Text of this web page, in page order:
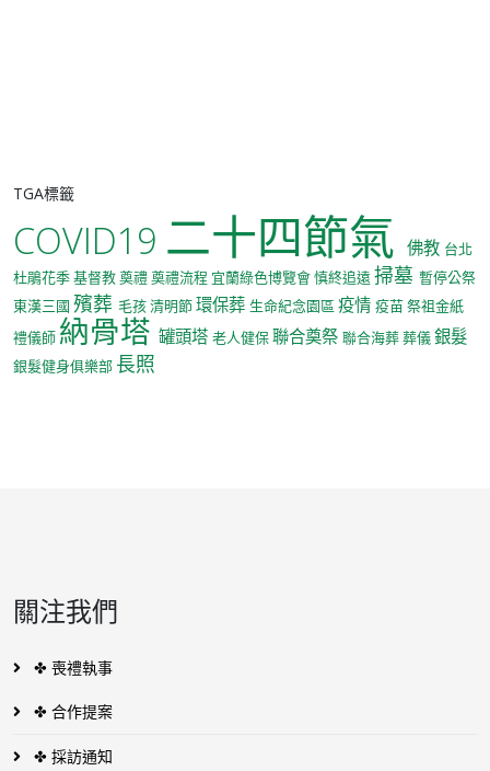
TGA標籤
COVID19 二十四節氣 佛教 台北
杜鵑花季基督教奠禮奠禮流程 宜蘭綠色博覽會慎終追遠掃墓 暫停公祭
東漢三國 殯葬 毛孩清明節環保葬 生命紀念園區 疫情 疫苗祭祖金紙
禮儀師 納骨塔 罐頭塔 老人健保聯合奠祭 聯合海葬葬儀銀髮
銀髮健身俱樂部 長照
關注我們
✤ 喪禮執事
✤ 合作提案
✤ 採訪通知